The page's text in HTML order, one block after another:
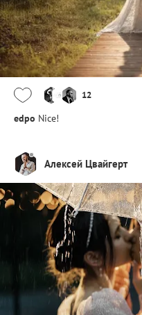
12
edpo Nice!
Алексей Цвайгерт